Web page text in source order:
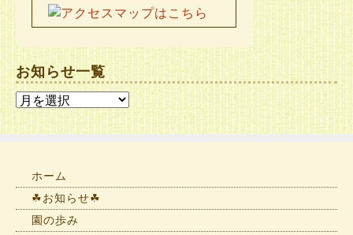
お知らせ一覧
お
知
ら
ホーム
☘お知らせ☘
園の歩み